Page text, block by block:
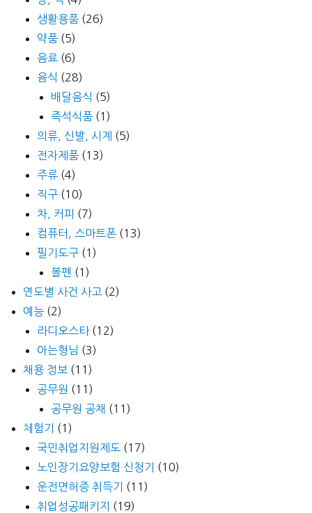
생활용품 (26)
약품 (5)
음료 (6)
음식 (28)
배달음식 (5)
즉석식품 (1)
의류, 신발, 시계
(5)
전자제품 (13)
주류 (4)
직구 (10)
차, 커피 (7)
컴퓨터, 스마트폰 (13)
필기도구 (1)
볼펜 (1)
연도별 사건 사고 (2)
예능 (2)
라디오스타(12)
아는형님 (3)
채용 정보 (11)
공무원 (11)
공무원 공채 (11)
체험기
(1)
국민취업지원제도 (17)
노인장기요양보험 신청기
(10)
운전면허증 취득기
(11)
취업성공패키지
(19)